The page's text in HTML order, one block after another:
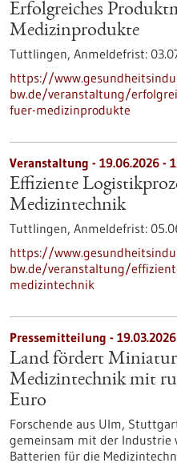
Erfolgreiches
Medizinprodukte
Tuttlingen, Anmeldefrist:
https://
bw.de/veranstaltung/
fuer-medizinprodukte
Veranstaltung - 19.06.2026 -
Effiziente
Medizintechnik
Tuttlingen, Anmeldefrist:
https://
bw.de/veranstaltung/
medizintechnik
Pressemitteilung - 19.03.2026
Land fördert
Medizintechnik mit
Euro
Forschende aus Ulm,
gemeinsam mit der Industrie
Batterien für die